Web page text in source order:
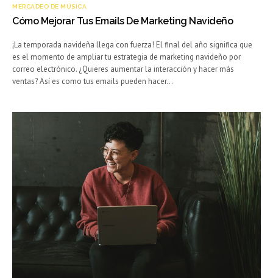
MERCADEO DE MÚSICA
Cómo Mejorar Tus Emails De Marketing Navideño
¡La temporada navideña llega con fuerza! El final del año significa que
es el momento de ampliar tu estrategia de marketing navideño por
correo electrónico. ¿Quieres aumentar la interacción y hacer más
ventas? Así es como tus emails pueden hacer…